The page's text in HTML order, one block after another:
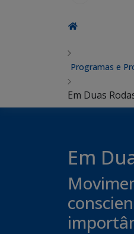
Programas e
Em Duas
Em